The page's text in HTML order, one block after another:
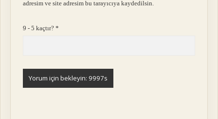
adresim ve site adresim bu tarayıcıya kaydedilsin.
9 - 5 kaçtır?*